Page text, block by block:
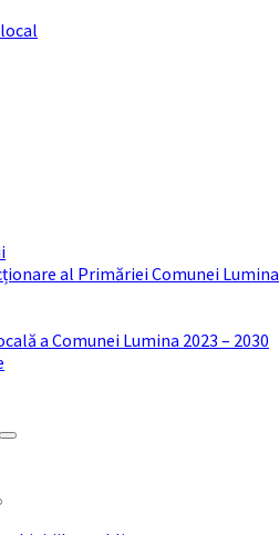
al Primăriei Comunei Lumina
a Comunei Lumina 2023 – 2030